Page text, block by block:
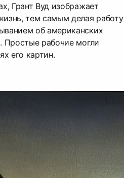
Грант Вуд изображает
тем самым делая работу
об американских
Простые рабочие могли
его картин.